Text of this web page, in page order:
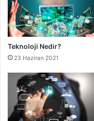
Teknoloji Nedir?
23 Haziran 2021